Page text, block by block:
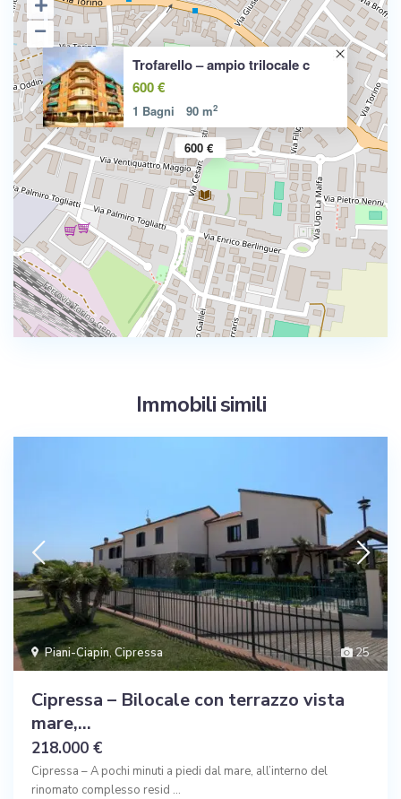
600 €
Trofarello – ampio trilocale c
600 €
1 Bagni 90 m2
Immobili simili
25
Piani-Ciapin,Cipressa
Cipressa – Bilocale con terrazzo vista
mare,...
218.000 €
Cipressa – A pochi minuti a piedi dal mare, all’interno del
rinomato complesso resid ...